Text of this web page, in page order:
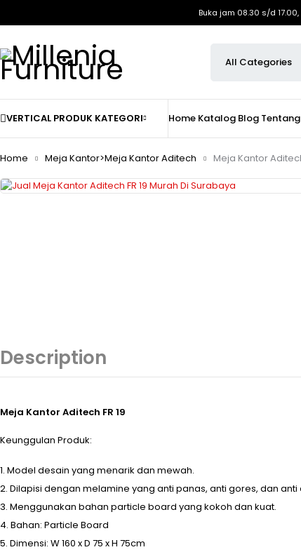
Buka jam 08.30 s/d
VERTICAL PRODUK KATEGORI Home Katalog Blog
Home Meja Kantor>Meja Kantor Aditech Meja Kantor
Description
Meja Kantor Aditech FR 19
Keunggulan Produk:
Model desain yang menarik dan mewah.
Dilapisi dengan melamine yang anti panas, anti gores, dan anti
Menggunakan bahan particle board yang kokoh dan kuat.
Bahan: Particle Board
Dimensi: W 160 x D 75 x H 75cm